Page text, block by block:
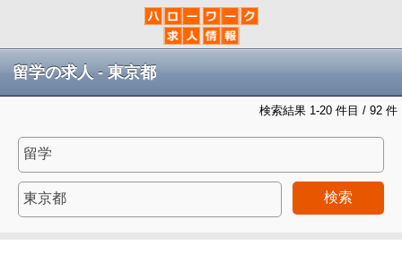
留学の求人 - 東京都
検索結果 1-20 件目 / 92 件
検索